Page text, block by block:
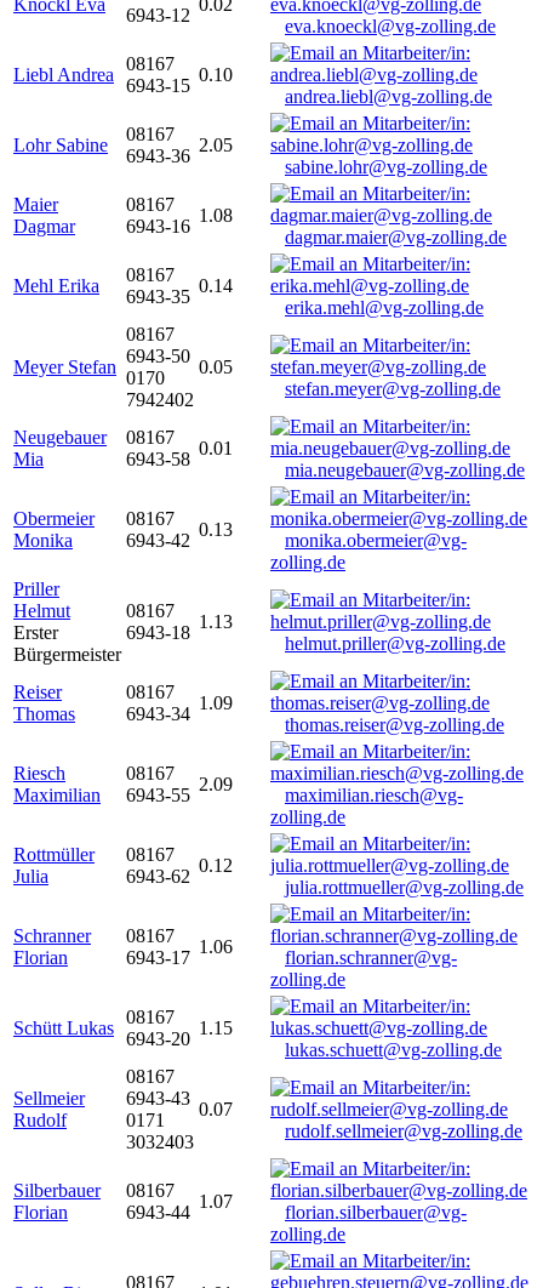
Knöckl Eva
6943-12
0.02
eva.knoeckl@vg-zolling.de
Liebl Andrea
08167
6943-15
0.10
andrea.liebl@vg-zolling.de
Lohr Sabine
08167
6943-36
2.05
sabine.lohr@vg-zolling.de
Maier
Dagmar
08167
6943-16
1.08
dagmar.maier@vg-zolling.de
Mehl Erika
08167
6943-35
0.14
erika.mehl@vg-zolling.de
Meyer Stefan
08167
6943-50
0170
7942402
0.05
stefan.meyer@vg-zolling.de
Neugebauer
Mia
08167
6943-58
0.01
mia.neugebauer@vg-zolling.de
Obermeier
Monika
08167
6943-42
0.13
monika.obermeier@vg-
zolling.de
Priller
Helmut
Erster
Bürgermeister
08167
6943-18
1.13
helmut.priller@vg-zolling.de
Reiser
Thomas
08167
6943-34
1.09
thomas.reiser@vg-zolling.de
Riesch
Maximilian
08167
6943-55
2.09
maximilian.riesch@vg-
zolling.de
Rottmüller
Julia
08167
6943-62
0.12
julia.rottmueller@vg-zolling.de
Schranner
Florian
08167
6943-17
1.06
florian.schranner@vg-
zolling.de
Schütt Lukas
08167
6943-20
1.15
lukas.schuett@vg-zolling.de
Sellmeier
Rudolf
08167
6943-43
0171
3032403
0.07
rudolf.sellmeier@vg-zolling.de
Silberbauer
Florian
08167
6943-44
1.07
florian.silberbauer@vg-
zolling.de
08167